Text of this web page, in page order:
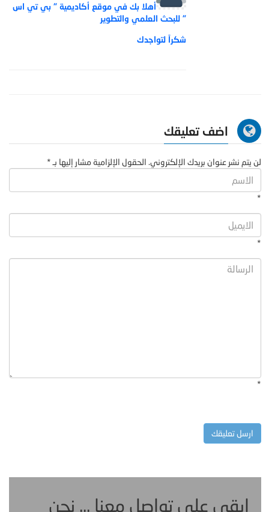
أهلا بك في موقع أكاديمية " بي تي اس
" للبحث العلمي والتطوير
شكراً لتواجدك
اضف تعليقك
لن يتم نشر عنوان بريدك الإلكتروني. الحقول الإلزامية مشار إليها بـ *
*
*
*
ابقى على تواصل معنا ... نحن